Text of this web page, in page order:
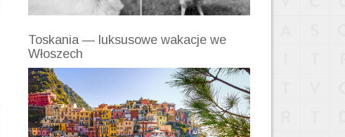
Toskania — luksusowe wakacje we
Włoszech